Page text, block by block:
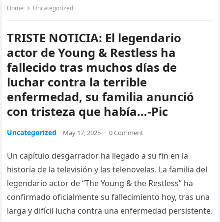
Home Uncategorized
TRISTE NOTICIA: El legendario
actor de Young & Restless ha
fallecido tras muchos días de
luchar contra la terrible
enfermedad, su familia anunció
con tristeza que había…-Pic
Uncategorized May 17, 2025 · 0 Comment
Un capítulo desgarrador ha llegado a su fin en la
historia de la televisión y las telenovelas. La familia del
legendario actor de “The Young & the Restless” ha
confirmado oficialmente su fallecimiento hoy, tras una
larga y difícil lucha contra una enfermedad persistente.